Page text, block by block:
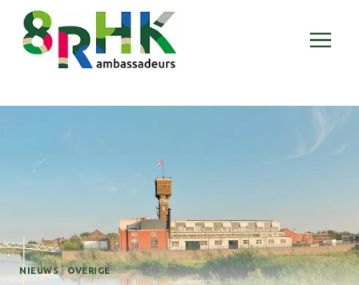
Doorgaan
naar
inhoud
NIEUWS|OVERIGE